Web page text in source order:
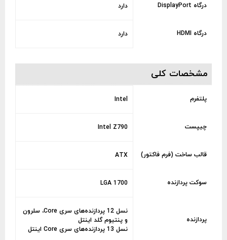
درگاه DisplayPort دارد
درگاه HDMI دارد
مشخصات کلی
پلتفرم Intel
چیپست Intel Z790
قالب ساخت (فرم فاکتور) ATX
سوکت پردازنده LGA 1700
پردازنده
نسل 12 پردازنده‌های سری Core، سلرون
و پنتیوم گلد اینتل
نسل 13 پردازنده‌های سری Core اینتل